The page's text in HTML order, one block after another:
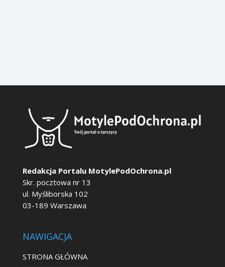
Redakcja Portalu MotylePodOchrona.pl
Skr. pocztowa nr 13
ul. Myśliborska 102
03-189 Warszawa
NAWIGACJA
STRONA GŁÓWNA